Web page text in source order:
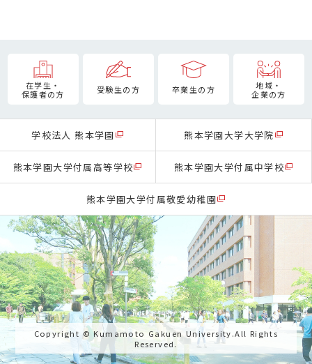
在学生・
保護者の方
受験生の方 卒業生の方
地域・
企業の方
学校法人 熊本学園 熊本学園大学大学院
熊本学園大学付属高等学校 熊本学園大学付属中学校
熊本学園大学付属敬愛幼稚園
Copyright © Kumamoto Gakuen University.All Rights
Reserved.